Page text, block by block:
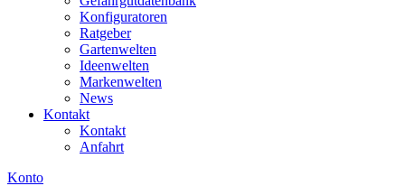
Konfiguratoren
Ratgeber
Gartenwelten
Ideenwelten
Markenwelten
News
Kontakt
Kontakt
Anfahrt
Konto